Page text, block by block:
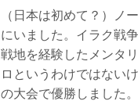
（日本は初めて？）ノ
にいました。イラク戦
戦地を経験したメンタ
ロというわけではない
の大会で優勝しました。